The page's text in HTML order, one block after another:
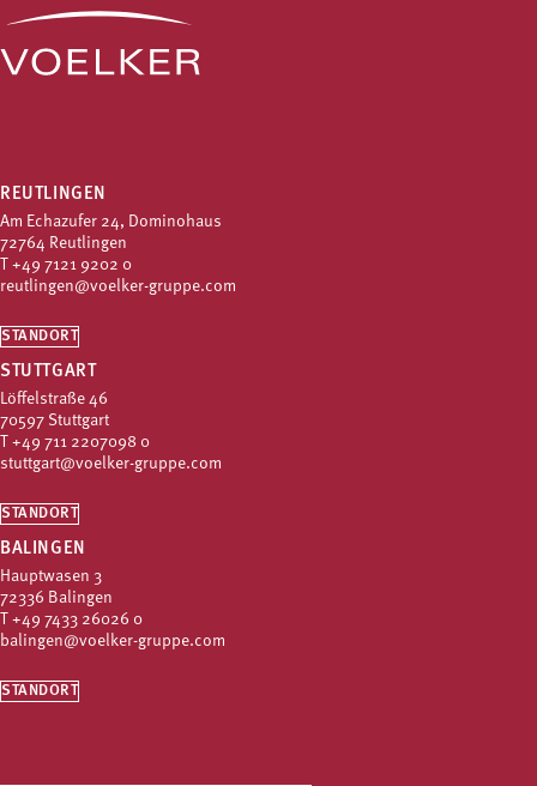
REUTLINGEN
Am Echazufer 24, Dominohaus
72764 Reutlingen
+49 7121 9202 0
reutlingen@voelker-gruppe.com
STANDORT
STUTTGART
Löffelstraße 46
70597 Stuttgart
+49 711 2207098 0
stuttgart@voelker-gruppe.com
STANDORT
BALINGEN
Hauptwasen 3
72336 Balingen
+49 7433 26026 0
balingen@voelker-gruppe.com
STANDORT